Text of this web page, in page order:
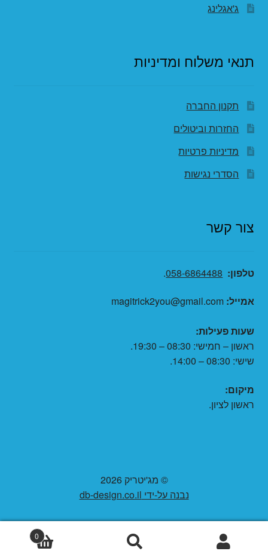
ג'אגלינג
תנאי משלוח ומדיניות
תקנון החברה
החזרות וביטולים
מדיניות פרטיות
הסדרי נגישות
צור קשר
טלפון: 058-6864488
.
אמייל:
שעות פעילות:
ראשון – חמישי: 08:30 – 19:30.
שישי: 08:30 – 14:00.
מיקום:
ראשון לציון.
© מג'יטריק 2026
נבנה על-ידי db-design.co.il
0